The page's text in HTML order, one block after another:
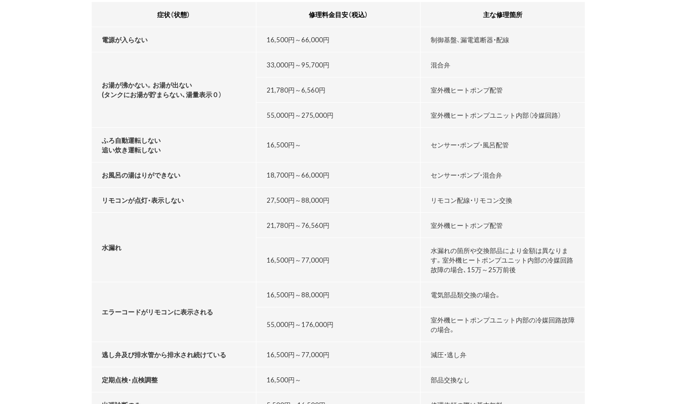
症状（状態） 修理料金目安（税込） 主な修理箇所
電源が入らない 16,500円～66,000円 制御基盤、漏電遮断器・配線
お湯が沸かない。お湯が出ない
(タンクにお湯が貯まらない､湯量表示０）
33,000円～95,700円 混合弁
21,780円～6,560円 室外機ヒートポンプ配管
55,000円～ 275,000円 室外機ヒートポンプユニット内部（冷媒回路）
ふろ自動運転しない
追い炊き運転しない
16,500円～ センサー・ポンプ・風呂配管
お風呂の湯はりができない 18,700円～66,000円 センサー・ポンプ・混合弁
リモコンが点灯・表示しない 27,500円～88,000円 リモコン配線・リモコン交換
水漏れ
21,780円～76,560円 室外機ヒートポンプ配管
16,500円～ 77,000円
水漏れの箇所や交換部品により金額は異なりま
す。室外機ヒートポンプユニット内部の冷媒回路
故障の場合､15万～25万前後
エラーコードがリモコンに表示される
16,500円～88,000円 電気部品類交換の場合。
55,000円～176,000円
室外機ヒートポンプユニット内部の冷媒回路故障
の場合。
逃し弁及び排水管から排水され続けている 16,500円～ 77,000円 減圧・逃し弁
定期点検・点検調整 16,500円～ 部品交換なし